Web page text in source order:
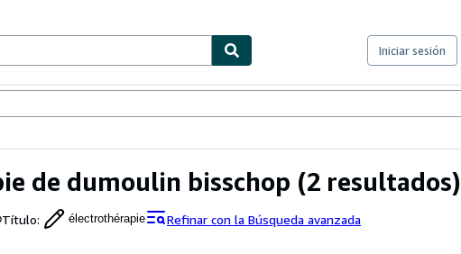
Iniciar sesión
de dumoulin bisschop (2 resultados)
Título: électrothérapie Refinar con la Búsqueda avanzada